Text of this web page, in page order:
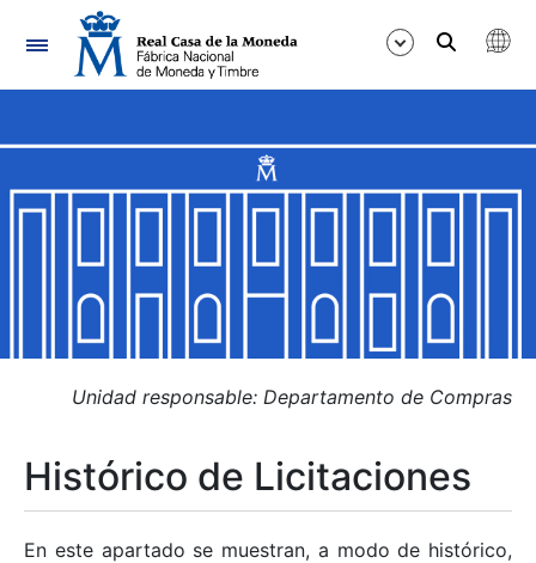
Navegación
Mostrar/Ocultar
Mostrar/Ocultar
Mostrar/Ocultar
Mostrar/Ocultar
Unidad responsable: Departamento de Compras
Histórico de Licitaciones
En este apartado se muestran, a modo de histórico,